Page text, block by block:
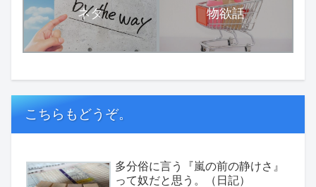
ネタ 物欲話
こちらもどうぞ。
多分俗に言う『嵐の前の静けさ』
って奴だと思う。（日記）